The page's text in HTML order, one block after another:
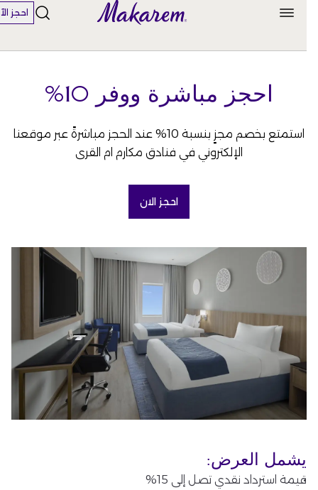
احجز الآن
احجز مباشرة ووفر 10%
استمتع بخصم مجزٍ بنسبة 10% عند الحجز مباشرةً عبر موقعنا
الإلكتروني في فنادق مكارم ام القرى
احجز الان
يشمل العرض:
قيمة استرداد نقدي تصل إلى 15%